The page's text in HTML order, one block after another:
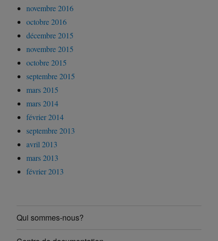
novembre 2016
octobre 2016
décembre 2015
novembre 2015
octobre 2015
septembre 2015
mars 2015
mars 2014
février 2014
septembre 2013
avril 2013
mars 2013
février 2013
Qui sommes-nous?